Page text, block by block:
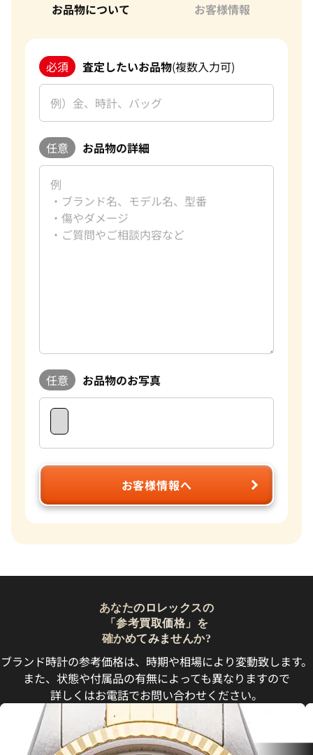
お品物について
お客様情報
必須 査定したいお品物(複数入力可)
任意 お品物の詳細
任意 お品物のお写真
お客様情報へ
あなたのロレックスの
「参考買取価格」を
確かめてみませんか?
ブランド時計の参考価格は、時期や相場により変動致します。
また、状態や付属品の有無によっても異なりますので
詳しくはお電話でお問い合わせください。